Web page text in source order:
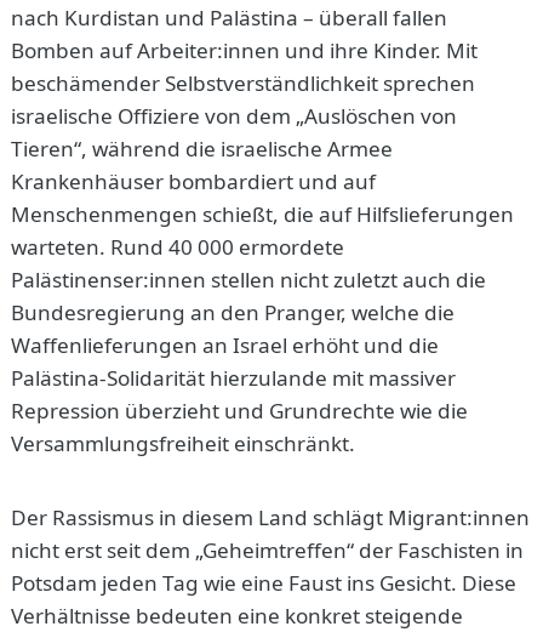
nach Kurdistan und Palästina – überall fallen
Bomben auf Arbeiter:innen und ihre Kinder. Mit
beschämender Selbstverständlichkeit sprechen
israelische Offiziere von dem „Auslöschen von
Tieren“, während die israelische Armee
Krankenhäuser bombardiert und auf
Menschenmengen schießt, die auf Hilfslieferungen
warteten. Rund 40 000 ermordete
Palästinenser:innen stellen nicht zuletzt auch die
Bundesregierung an den Pranger, welche die
Waffenlieferungen an Israel erhöht und die
Palästina-Solidarität hierzulande mit massiver
Repression überzieht und Grundrechte wie die
Versammlungsfreiheit einschränkt.
Der Rassismus in diesem Land schlägt Migrant:innen
nicht erst seit dem „Geheimtreffen“ der Faschisten in
Potsdam jeden Tag wie eine Faust ins Gesicht. Diese
Verhältnisse bedeuten eine konkret steigende